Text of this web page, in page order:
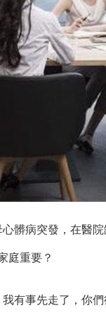
病突發，在醫院
庭重要？
事先走了，你們